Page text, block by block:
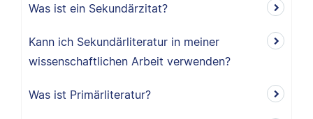
Was ist ein Sekundärzitat?
Kann ich Sekundärliteratur in meiner
wissenschaftlichen Arbeit verwenden?
Was ist Primärliteratur?